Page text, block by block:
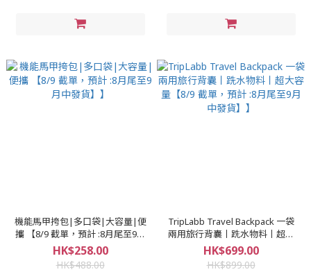
機能馬甲挎包|多口袋|大容量|便
攜 【8/9 截單，預計 :8月尾至9月
中發貨】】
HK$258.00
HK$488.00
TripLabb Travel Backpack 一袋
兩用旅行背囊丨跣水物料丨超大
容量【8/9 截單，預計 :8月尾至9
月中發貨】】
HK$699.00
HK$899.00